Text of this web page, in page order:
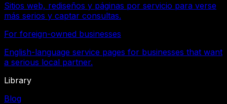
Sitios web, rediseños y páginas por servicio para verse
más serios y captar consultas.
For foreign-owned businesses
English-language service pages for businesses that want
a serious local partner.
Library
Blog